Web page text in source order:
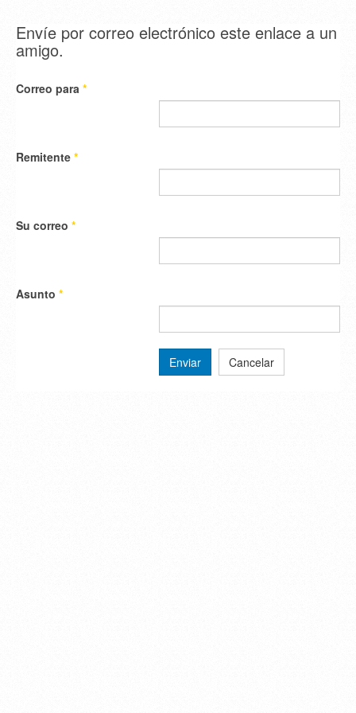
Envíe por correo electrónico este enlace a un
amigo.
Correo para *
Remitente *
Su correo *
Asunto *
Enviar Cancelar